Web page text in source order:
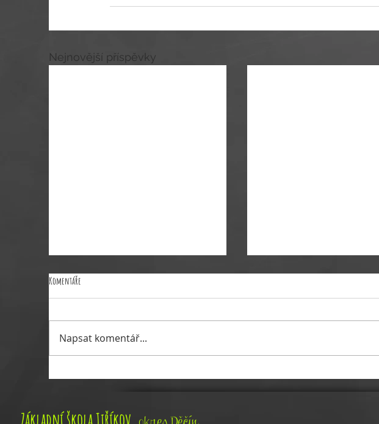
Nejnovější příspěvky
VÝDEJ OBĚDU 26.6.2026
Komentáře
Napsat komentář...
Základní škola Jiříkov ,